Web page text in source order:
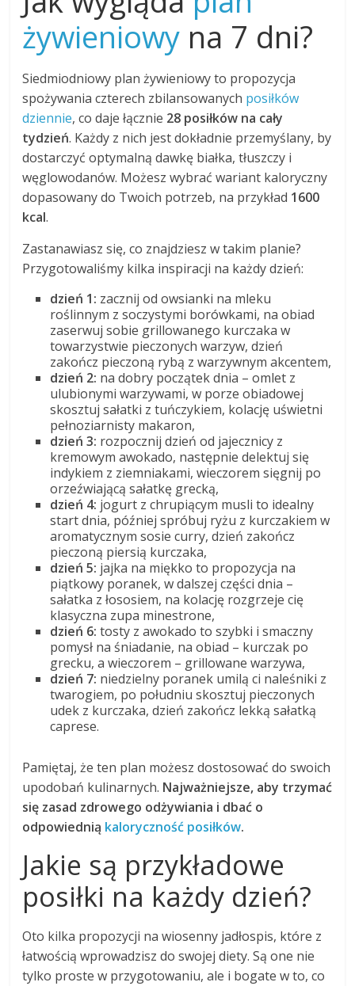
żywieniowy na 7 dni?
Siedmiodniowy plan żywieniowy to propozycja
spożywania czterech zbilansowanych posiłków
dziennie, co daje łącznie 28 posiłków na cały
tydzień. Każdy z nich jest dokładnie przemyślany, by
dostarczyć optymalną dawkę białka, tłuszczy i
węglowodanów. Możesz wybrać wariant kaloryczny
dopasowany do Twoich potrzeb, na przykład 1600
kcal.
Zastanawiasz się, co znajdziesz w takim planie?
Przygotowaliśmy kilka inspiracji na każdy dzień:
dzień 1: zacznij od owsianki na mleku
roślinnym z soczystymi borówkami, na obiad
zaserwuj sobie grillowanego kurczaka w
towarzystwie pieczonych warzyw, dzień
zakończ pieczoną rybą z warzywnym akcentem,
dzień 2: na dobry początek dnia – omlet z
ulubionymi warzywami, w porze obiadowej
skosztuj sałatki z tuńczykiem, kolację uświetni
pełnoziarnisty makaron,
dzień 3: rozpocznij dzień od jajecznicy z
kremowym awokado, następnie delektuj się
indykiem z ziemniakami, wieczorem sięgnij po
orzeźwiającą sałatkę grecką,
dzień 4: jogurt z chrupiącym musli to idealny
start dnia, później spróbuj ryżu z kurczakiem w
aromatycznym sosie curry, dzień zakończ
pieczoną piersią kurczaka,
dzień 5: jajka na miękko to propozycja na
piątkowy poranek, w dalszej części dnia –
sałatka z łososiem, na kolację rozgrzeje cię
klasyczna zupa minestrone,
dzień 6: tosty z awokado to szybki i smaczny
pomysł na śniadanie, na obiad – kurczak po
grecku, a wieczorem – grillowane warzywa,
dzień 7: niedzielny poranek umilą ci naleśniki z
twarogiem, po południu skosztuj pieczonych
udek z kurczaka, dzień zakończ lekką sałatką
caprese.
Pamiętaj, że ten plan możesz dostosować do swoich
upodobań kulinarnych. Najważniejsze, aby trzymać
się zasad zdrowego odżywiania i dbać o
odpowiednią kaloryczność posiłków.
Jakie są przykładowe
posiłki na każdy dzień?
Oto kilka propozycji na wiosenny jadłospis, które z
łatwością wprowadzisz do swojej diety. Są one nie
tylko proste w przygotowaniu, ale i bogate w to, co